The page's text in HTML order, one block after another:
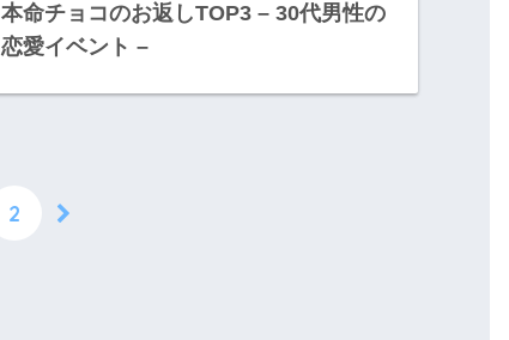
本命チョコのお返しTOP3 – 30代男性の
恋愛イベント –
2